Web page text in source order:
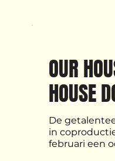
OUR
HOUSE
WILKERS
De
in
februari een